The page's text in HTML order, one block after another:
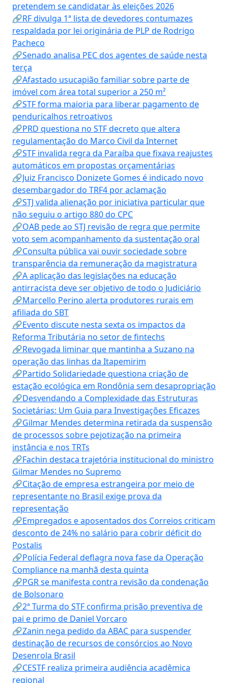
pretendem se candidatar às eleições 2026
🔗RF divulga 1ª lista de devedores contumazes
respaldada por lei originária de PLP de Rodrigo
Pacheco
🔗Senado analisa PEC dos agentes de saúde nesta
terça
🔗Afastado usucapião familiar sobre parte de
imóvel com área total superior a 250 m²
🔗STF forma maioria para liberar pagamento de
penduricalhos retroativos
🔗PRD questiona no STF decreto que altera
regulamentação do Marco Civil da Internet
🔗STF invalida regra da Paraíba que fixava reajustes
automáticos em propostas orçamentárias
🔗Juiz Francisco Donizete Gomes é indicado novo
desembargador do TRF4 por aclamação
🔗STJ valida alienação por iniciativa particular que
não seguiu o artigo 880 do CPC
🔗OAB pede ao STJ revisão de regra que permite
voto sem acompanhamento da sustentação oral
🔗Consulta pública vai ouvir sociedade sobre
transparência da remuneração da magistratura
🔗A aplicação das legislações na educação
antirracista deve ser objetivo de todo o Judiciário
🔗Marcello Perino alerta produtores rurais em
afiliada do SBT
🔗Evento discute nesta sexta os impactos da
Reforma Tributária no setor de fintechs
🔗Revogada liminar que mantinha a Suzano na
operação das linhas da Itapemirim
🔗Partido Solidariedade questiona criação de
estação ecológica em Rondônia sem desapropriação
🔗Desvendando a Complexidade das Estruturas
Societárias: Um Guia para Investigações Eficazes
🔗Gilmar Mendes determina retirada da suspensão
de processos sobre pejotização na primeira
instância e nos TRTs
🔗Fachin destaca trajetória institucional do ministro
Gilmar Mendes no Supremo
🔗Citação de empresa estrangeira por meio de
representante no Brasil exige prova da
representação
🔗Empregados e aposentados dos Correios criticam
desconto de 24% no salário para cobrir déficit do
Postalis
🔗Polícia Federal deflagra nova fase da Operação
Compliance na manhã desta quinta
🔗PGR se manifesta contra revisão da condenação
de Bolsonaro
🔗2ª Turma do STF confirma prisão preventiva de
pai e primo de Daniel Vorcaro
🔗Zanin nega pedido da ABAC para suspender
destinação de recursos de consórcios ao Novo
Desenrola Brasil
🔗CESTF realiza primeira audiência acadêmica
regional